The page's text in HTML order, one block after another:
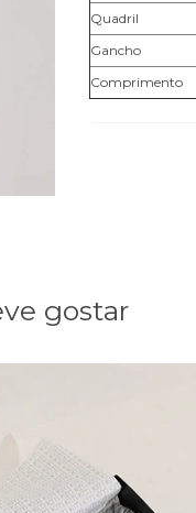
Quadril
Gancho
Comprimento
gostar